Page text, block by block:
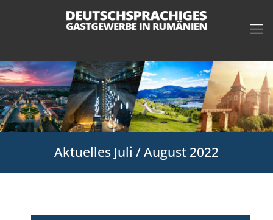
Aktuelles Juli / August 2022